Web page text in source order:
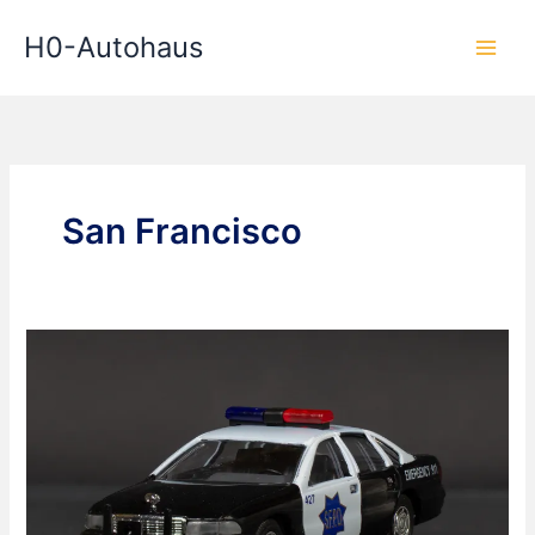
InhaltH0-Autohaus
San Francisco